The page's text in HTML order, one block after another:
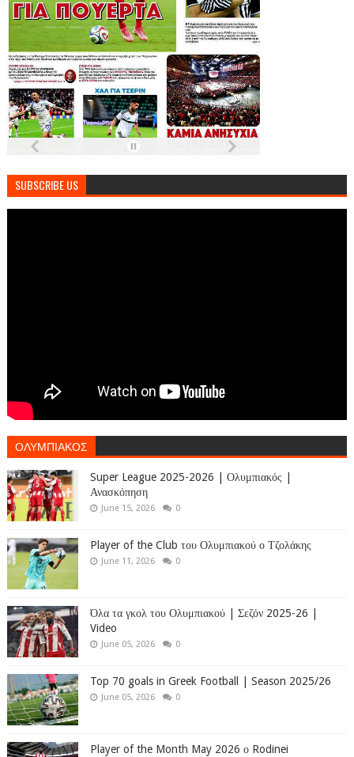
SUBSCRIBE US
ΟΛΥΜΠΙΑΚΟΣ
Super League 2025-2026 | Ολυμπιακός |
Ανασκόπηση
June 15, 2026 0
Player of the Club του Ολυμπιακού ο Τζολάκης
June 11, 2026 0
Όλα τα γκολ του Ολυμπιακού | Σεζόν 2025-26 |
Video
June 05, 2026 0
Top 70 goals in Greek Football | Season 2025/26
June 05, 2026 0
Player of the Month May 2026 ο Rodinei